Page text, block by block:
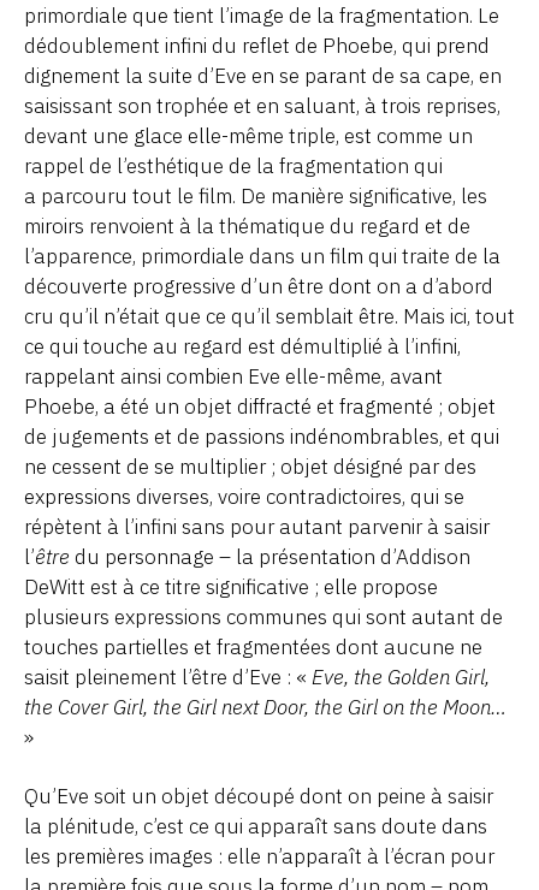
primordiale que tient l’image de la fragmentation. Le
dédoublement infini du reflet de Phoebe, qui prend
dignement la suite d’Eve en se parant de sa cape, en
saisissant son trophée et en saluant, à trois reprises,
devant une glace elle-même triple, est comme un
rappel de l’esthétique de la fragmentation qui
a parcouru tout le film. De manière significative, les
miroirs renvoient à la thématique du regard et de
l’apparence, primordiale dans un film qui traite de la
découverte progressive d’un être dont on a d’abord
cru qu’il n’était que ce qu’il semblait être. Mais ici, tout
ce qui touche au regard est démultiplié à l’infini,
rappelant ainsi combien Eve elle-même, avant
Phoebe, a été un objet diffracté et fragmenté ; objet
de jugements et de passions indénombrables, et qui
ne cessent de se multiplier ; objet désigné par des
expressions diverses, voire contradictoires, qui se
répètent à l’infini sans pour autant parvenir à saisir
l’être du personnage – la présentation d’Addison
DeWitt est à ce titre significative ; elle propose
plusieurs expressions communes qui sont autant de
touches partielles et fragmentées dont aucune ne
saisit pleinement l’être d’Eve : « Eve, the Golden Girl,
the Cover Girl, the Girl next Door, the Girl on the Moon…
»
Qu’Eve soit un objet découpé dont on peine à saisir
la plénitude, c’est ce qui apparaît sans doute dans
les premières images : elle n’apparaît à l’écran pour